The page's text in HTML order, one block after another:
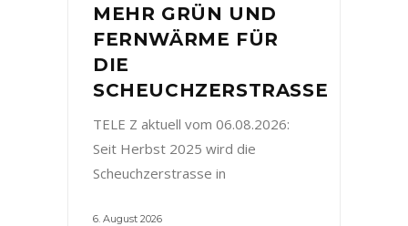
MEHR GRÜN UND
FERNWÄRME FÜR
DIE
SCHEUCHZERSTRASSE
TELE Z aktuell vom 06.08.2026:
Seit Herbst 2025 wird die
Scheuchzerstrasse in
6. August 2026